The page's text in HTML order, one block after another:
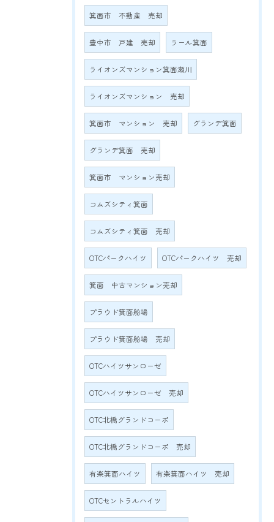
箕面市 不動産 売却
豊中市 戸建 売却 ラール箕面
ライオンズマンション箕面瀬川
ライオンズマンション 売却
箕面市 マンション 売却 グランデ箕面
グランデ箕面 売却
箕面市 マンション売却
コムズシティ箕面
コムズシティ箕面 売却
OTCパークハイツ OTCパークハイツ 売却
箕面 中古マンション売却
プラウド箕面船場
プラウド箕面船場 売却
OTCハイツサンローゼ
OTCハイツサンローゼ 売却
OTC北橋グランドコーポ
OTC北橋グランドコーポ 売却
有楽箕面ハイツ 有楽箕面ハイツ 売却
OTCセントラルハイツ